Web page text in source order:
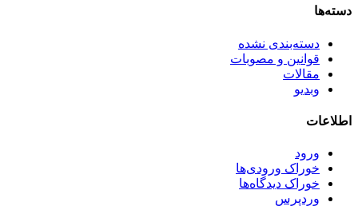
دسته‌ها
دسته‌بندی نشده
قوانین و مصوبات
مقالات
وبدیو
اطلاعات
ورود
خوراک ورودی‌ها
خوراک دیدگاه‌ها
وردپرس